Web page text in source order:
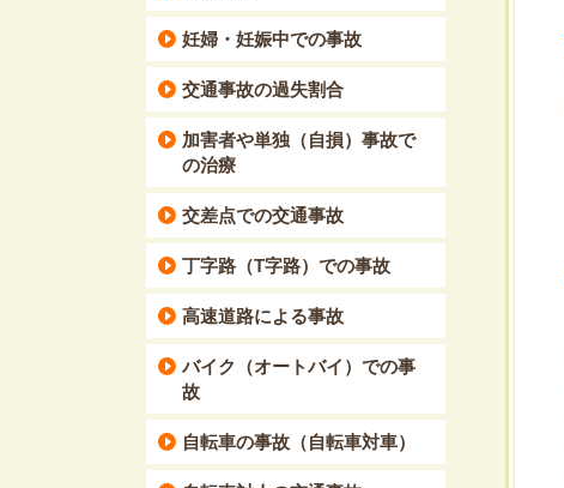
妊婦・妊娠中での事故
交通事故の過失割合
加害者や単独（自損）事故で
の治療
交差点での交通事故
丁字路（T字路）での事故
高速道路による事故
バイク（オートバイ）での事
故
自転車の事故（自転車対車）